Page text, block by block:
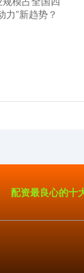
力”新趋势？
配资最良心的十